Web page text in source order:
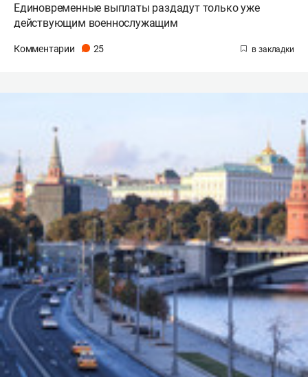
Единовременные выплаты раздадут только уже
действующим военнослужащим
Комментарии 25